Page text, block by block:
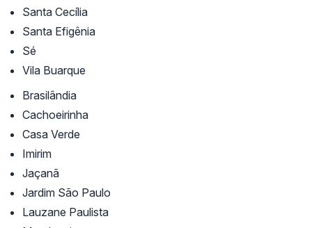
Santa Cecília
Santa Efigênia
Sé
Vila Buarque
Brasilândia
Cachoeirinha
Casa Verde
Imirim
Jaçanã
Jardim São Paulo
Lauzane Paulista